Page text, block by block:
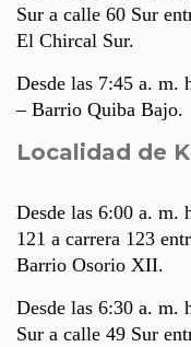
Sur a calle 60 Sur
El Chircal Sur.
Desde las 7:45 a. m.
– Barrio Quiba Bajo.
Localidad de
Desde las 6:00 a. m.
121 a carrera 123
Barrio Osorio XII.
Desde las 6:30 a. m.
Sur a calle 49 Sur